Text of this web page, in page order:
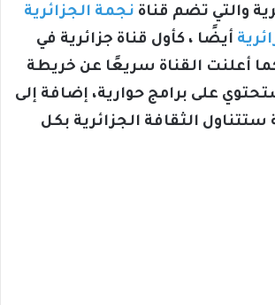
والتي تضم قناة نجمة الجزائرية
أيضًا ، كأول قناة جزائرية في
أعلنت القناة سريعًا عن خريطة
على برامج حوارية، إضافة إلى
الثقافة الجزائرية بكل